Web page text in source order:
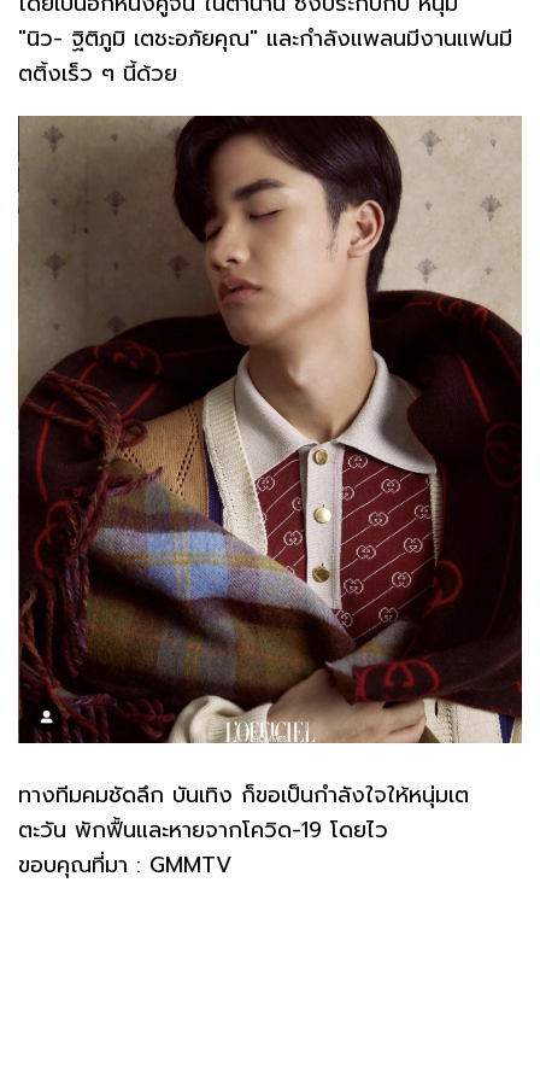
"นิว- ฐิติภูมิ เตชะอภัยคุณ" และกำลังแพลนมีงานแฟนมี
ตติ้งเร็ว ๆ นี้ด้วย
ทางทีมคมชัดลึก บันเทิง ก็ขอเป็นกำลังใจให้หนุ่มเต
ตะวัน พักฟื้นและหายจากโควิด-19 โดยไว
ขอบคุณที่มา : GMMTV